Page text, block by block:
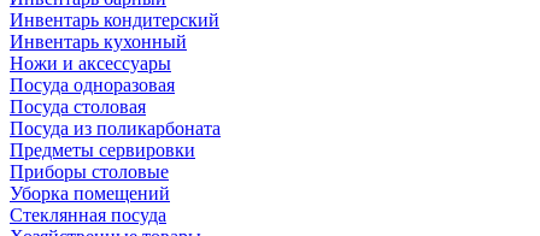
Инвентарь кондитерский
Инвентарь кухонный
Ножи и аксессуары
Посуда одноразовая
Посуда столовая
Посуда из поликарбоната
Предметы сервировки
Приборы столовые
Уборка помещений
Стеклянная посуда